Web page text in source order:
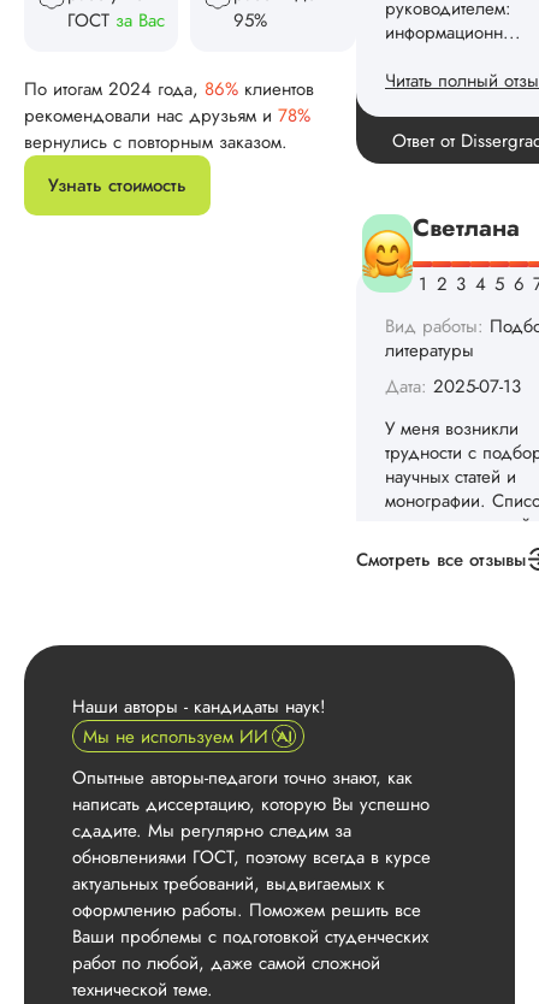
ГОСТ за Вас
95%
По итогам 2024 года, 86% клиентов
рекомендовали нас друзьям и 78%
вернулись с повторным заказом.
Узнать стоимость
Мы старались для
понравилось. ✨
Ответ от
Светлана
Вид работы:
литературы
Дата: 2025-07-13
У меня возникли
трудности с
научных статей и
рекомендованной
литературы был
единый у всех,
поэтому брать что-
оттуда стало явно
вариантом. В
понравился
Есть договор, есть
Виталий
литературы
Дата:
Смотреть все отзывы
Наши авторы - кандидаты наук!
Мы не используем ИИ
Опытные авторы-педагоги точно знают, как
написать диссертацию, которую Вы успешно
сдадите. Мы регулярно следим за
обновлениями ГОСТ, поэтому всегда в курсе
актуальных требований, выдвигаемых к
оформлению работы. Поможем решить все
Ваши проблемы с подготовкой студенческих
работ по любой, даже самой сложной
технической теме.